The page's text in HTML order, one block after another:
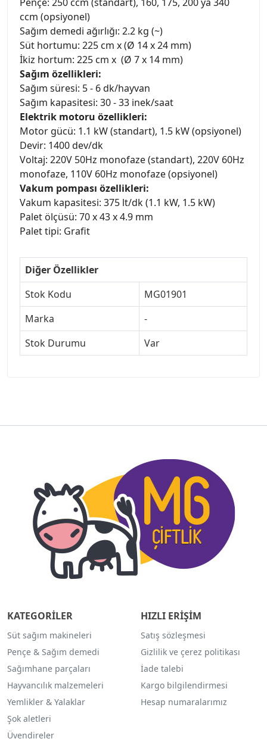
ccm (opsiyonel)
Sağım demedi ağırlığı: 2.2 kg (~)
Süt hortumu: 225 cm x (Ø 14 x 24 mm)
İkiz hortum: 225 cm x (Ø 7 x 14 mm)
Sağım özellikleri:
Sağım süresi: 5 - 6 dk/hayvan
Sağım kapasitesi: 30 - 33 inek/saat
Elektrik motoru özellikleri:
Motor gücü: 1.1 kW (standart), 1.5 kW (opsiyonel)
Devir: 1400 dev/dk
Voltaj: 220V 50Hz monofaze (standart), 220V 60Hz
monofaze, 110V 60Hz monofaze (opsiyonel)
Vakum pompası özellikleri:
Vakum kapasitesi: 375 lt/dk (1.1 kW, 1.5 kW)
Palet ölçüsü: 70 x 43 x 4.9 mm
Palet tipi: Grafit
Diğer Özellikler
Stok Kodu
MG01901
Marka
-
Stok Durumu
Var
KATEGORİLER
Süt sağım makineleri
Pençe & Sağım demedi
Sağımhane parçaları
Hayvancılık malzemeleri
Yemlikler & Yalaklar
Şok aletleri
Üvendireler
HIZLI ERİŞİM
Satış sözleşmesi
Gizlilik ve çerez politikası
İade talebi
Kargo bilgilendirmesi
Hesap numaralarımız